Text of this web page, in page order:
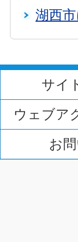
湖西
サイ
ウェブア
お